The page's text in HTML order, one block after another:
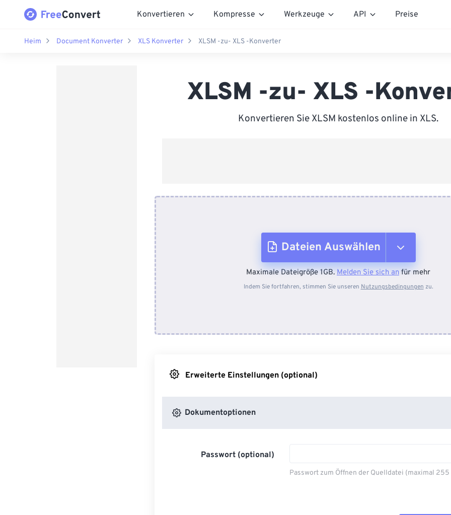
Konvertieren Kompresse Werkzeuge API Preise
Heim Document Konverter XLS Konverter XLSM -zu- XLS -Konverter
XLSM -zu- XLS -
Konvertieren Sie XLSM kostenlos online in XLS.
Dateien Auswählen
Vom Gerät
Maximale Dateigröße 1GB. Melden Sie sich an für mehr
Indem Sie fortfahren, stimmen Sie unseren Nutzungsbedingungen zu.
Erweiterte Einstellungen (optional)
Dokumentoptionen
Passwort (optional)
Passwort zum Öffnen der Quelldatei (maximal